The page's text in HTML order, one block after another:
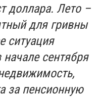
доллара. Лето –
для гривны
ситуация
сентября
за пенсионную